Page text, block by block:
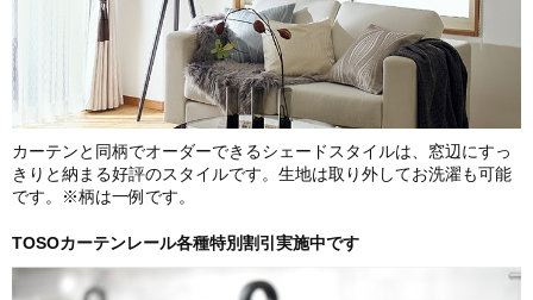
カーテンと同柄でオーダーできるシェードスタイルは、窓辺にすっ
きりと納まる好評のスタイルです。生地は取り外してお洗濯も可能
です。※柄は一例です。
TOSOカーテンレール各種特別割引実施中です